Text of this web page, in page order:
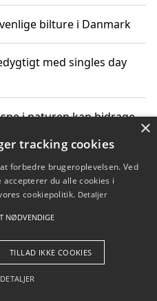
bilture i Danmark
med singles day
i naturen kan bidrage
datoer for CO2-
- Pilanto Aps
×
tracking cookies
forbedre brugeroplevelsen. Ved
du alle cookies i
cookiepolitik. Detaljer
NØDVENDIGE
TILLAD IKKE COOKIES